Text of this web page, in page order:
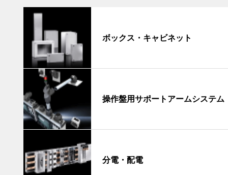
ボックス・キャビネット
操作盤用サポートアームシステム
分電・配電